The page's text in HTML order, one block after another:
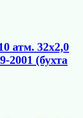
атм. 32х2,0
2001 (бухта